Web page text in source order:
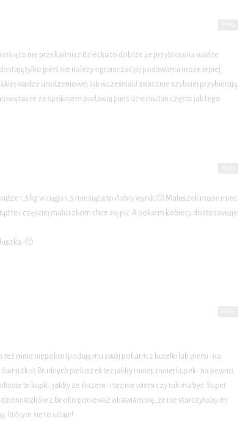
to nie przekarmisz dziecka to dobrze że przybiera na wadze
tylko pierś nie należy ograniczać jej podawania może lepiej
wadze urodzeniowej lub wcześniaki znacznie szybciej przybierają
także ze spokojem podawaj pierś dziecku tak często jak tego
1,5 kg w ciągu 1,5 miesiąca to dobry wynik 🙂 Maluszek może mieć
też częsciej maluszkom chce się pić. A pokarm kobiecy dostosowuje
🙂
też mnie niepokoi (podaję mu swój pokarm z butelki lub piersi- na
pieluszek też jakby mniej, mniej kupek- na pewno,
te kupki, jakby ze śluzem- i też nie wiem czy tak ma być. Super
z Brioko ponieważ obawiam się, że nie starczyłoby mi
którym sie to udaje!